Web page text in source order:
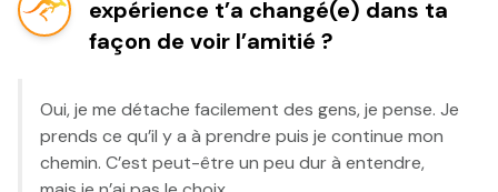
expérience t’a changé(e) dans ta
façon de voir l’amitié ?
Oui, je me détache facilement des gens, je pense. Je
prends ce qu’il y a à prendre puis je continue mon
chemin. C’est peut-être un peu dur à entendre,